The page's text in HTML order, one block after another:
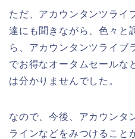
ただ、アカウンタンツライ
達にも聞きながら、色々と
ら、アカウンタンツライブ
でお得なオータムセールな
は分かりませんでした。
なので、今後、アカウンタ
ラインなどをみつけること